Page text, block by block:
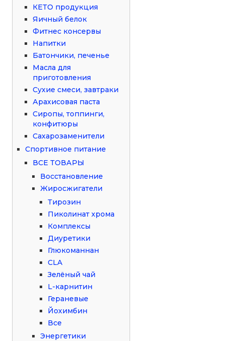
КЕТО продукция
Яичный белок
Фитнес консервы
Напитки
Батончики, печенье
Масла для
приготовления
Сухие смеси, завтраки
Арахисовая паста
Сиропы, топпинги,
конфитюры
Сахарозаменители
Спортивное питание
ВСЕ ТОВАРЫ
Восстановление
Жиросжигатели
Тирозин
Пиколинат хрома
Комплексы
Диуретики
Глюкоманнан
CLA
Зелёный чай
L-карнитин
Гераневые
Йохимбин
Все
Энергетики